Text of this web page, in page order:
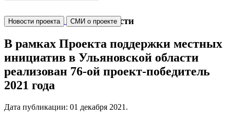
Новости
Новости проекта СМИ о проекте
В рамках Проекта поддержки местных
инициатив в Ульяновской области
реализован 76-ой проект-победитель
2021 года
Дата публикации: 01 декабря 2021 .